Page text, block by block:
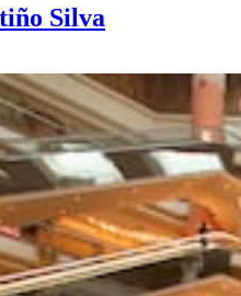
Silva